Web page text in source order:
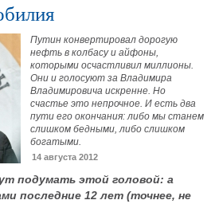
Путин конвертировал дорогую
нефть в колбасу и айфоны,
которыми осчастливил миллионы.
Они и голосуют за Владимира
Владимировича искренне. Но
счастье это непрочное. И есть два
пути его окончания: либо мы станем
слишком бедными, либо слишком
богатыми.
14 августа 2012
подумать этой головой: а
последние 12 лет (точнее, не